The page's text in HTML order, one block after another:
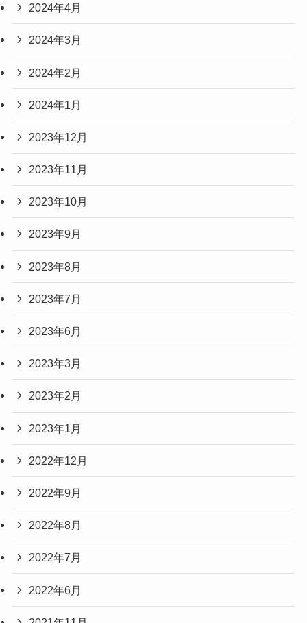
2024年4月
2024年3月
2024年2月
2024年1月
2023年12月
2023年11月
2023年10月
2023年9月
2023年8月
2023年7月
2023年6月
2023年3月
2023年2月
2023年1月
2022年12月
2022年9月
2022年8月
2022年7月
2022年6月